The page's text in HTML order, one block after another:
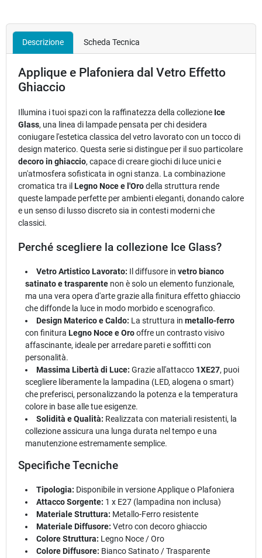
Descrizione Scheda Tecnica
Applique e Plafoniera dal Vetro Effetto
Ghiaccio
Illumina i tuoi spazi con la raffinatezza della collezione Ice
Glass, una linea di lampade pensata per chi desidera
coniugare l'estetica classica del vetro lavorato con un tocco di
design materico. Questa serie si distingue per il suo particolare
decoro in ghiaccio, capace di creare giochi di luce unici e
un'atmosfera sofisticata in ogni stanza. La combinazione
cromatica tra il Legno Noce e l'Orodella struttura rende
queste lampade perfette per ambienti eleganti, donando calore
e un senso di lusso discreto sia in contesti moderni che
classici.
Perché scegliere la collezione Ice Glass?
Vetro Artistico Lavorato: Il diffusore invetro bianco
satinato e trasparente non è solo un elemento funzionale,
ma una vera opera d'arte grazie alla finitura effetto ghiaccio
che diffonde la luce in modo morbido e scenografico.
Design Materico e Caldo: La struttura inmetallo-ferro
con finitura Legno Noce e Orooffre un contrasto visivo
affascinante, ideale per arredare pareti e soffitti con
personalità.
Massima Libertà di Luce: Grazie all'attacco 1XE27, puoi
scegliere liberamente la lampadina (LED, alogena o smart)
che preferisci, personalizzando la potenza e la temperatura
colore in base alle tue esigenze.
Solidità e Qualità: Realizzata con materiali resistenti, la
collezione assicura una lunga durata nel tempo e una
manutenzione estremamente semplice.
Specifiche Tecniche
Tipologia: Disponibile in versione Applique o Plafoniera
Attacco Sorgente: 1 x E27 (lampadina non inclusa)
Materiale Struttura: Metallo-Ferro resistente
Materiale Diffusore: Vetro con decoro ghiaccio
Colore Struttura: Legno Noce / Oro
Colore Diffusore: Bianco Satinato / Trasparente